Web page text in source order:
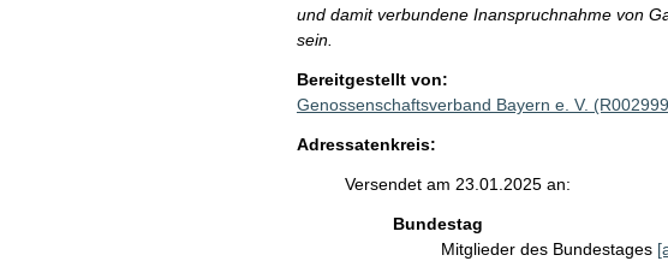
und damit verbundene Inanspruchnahme von
sein.
Bereitgestellt von:
Genossenschaftsverband Bayern e. V.
Adressatenkreis:
Versendet am 23.01.2025 an:
Bundestag
Mitglieder des Bundestages